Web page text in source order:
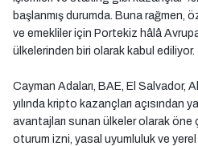
başlanmış durumda. Buna rağmen,
ve emekliler için Portekiz hâlâ
ülkelerinden biri olarak kabul ediliyor.
Cayman Adaları, BAE, El Salvador,
yılında kripto kazançları açısından
avantajları sunan ülkeler olarak öne
oturum izni, yasal uyumluluk ve